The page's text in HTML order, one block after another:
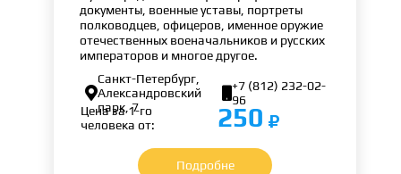
документы, военные уставы, портреты
полководцев, офицеров, именное оружие
отечественных военачальников и русских
императоров и многое другое.

Санкт-Петербург,
Александровский
парк, 7
+7 (812) 232-02-
96
Цена за 1-го
человека от:
250
Подробне